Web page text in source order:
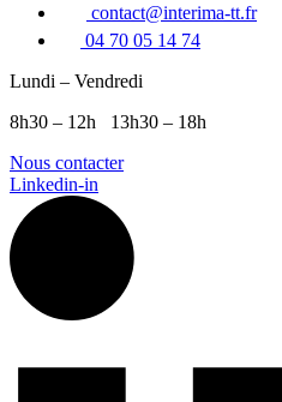
contact@interima-tt.fr
04 70 05 14 74
Lundi – Vendredi
8h30 – 12h 13h30 – 18h
Nous contacter
Linkedin-in